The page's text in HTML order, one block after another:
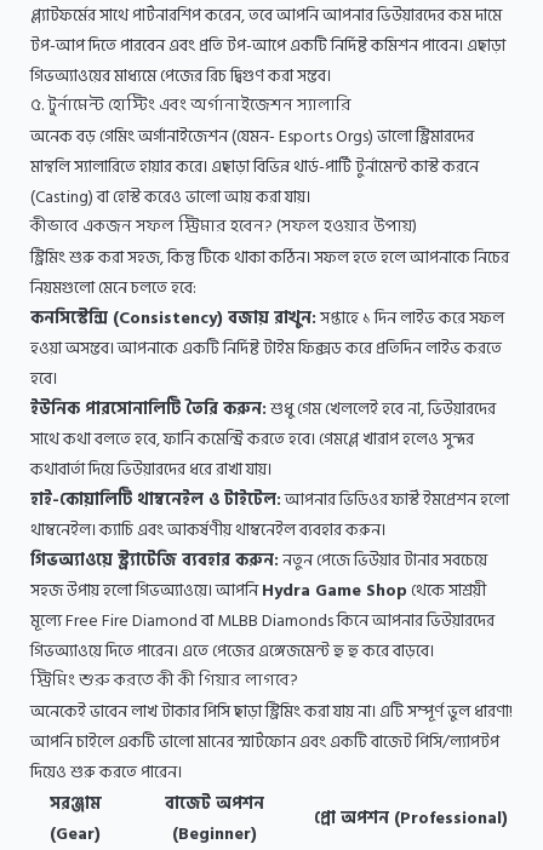
প্ল্যাটফর্মের সাথে পার্টনারশিপ করেন, তবে আপনি আপনার ভিউয়ারদের কম দামে
টপ-আপ দিতে পারবেন এবং প্রতি টপ-আপে একটি নির্দিষ্ট কমিশন পাবেন। এছাড়া
গিভঅ্যাওয়ের মাধ্যমে পেজের রিচ দ্বিগুণ করা সম্ভব।
৫. টুর্নামেন্ট হোস্টিং এবং অর্গানাইজেশন স্যালারি
অনেক বড় গেমিং অর্গানাইজেশন (যেমন- Esports Orgs) ভালো স্ট্রিমারদের
মান্থলি স্যালারিতে হায়ার করে। এছাড়া বিভিন্ন থার্ড-পার্টি টুর্নামেন্ট কাস্ট করনে
(Casting) বা হোস্ট করেও ভালো আয় করা যায়।
কীভাবে একজন সফল স্ট্রিমার হবেন? (সফল হওয়ার উপায়)
স্ট্রিমিং শুরু করা সহজ, কিন্তু টিকে থাকা কঠিন। সফল হতে হলে আপনাকে নিচের
নিয়মগুলো মেনে চলতে হবে:
কনসিস্টেন্সি (Consistency) বজায় রাখুন:সপ্তাহে ১ দিন লাইভ করে সফল
হওয়া অসম্ভব। আপনাকে একটি নির্দিষ্ট টাইম ফিক্সড করে প্রতিদিন লাইভ করতে
হবে।
ইউনিক পারসোনালিটি তৈরি করুন:শুধু গেম খেললেই হবে না, ভিউয়ারদের
সাথে কথা বলতে হবে, ফানি কমেন্ট্রি করতে হবে। গেমপ্লে খারাপ হলেও সুন্দর
কথাবার্তা দিয়ে ভিউয়ারদের ধরে রাখা যায়।
হাই-কোয়ালিটি থাম্বনেইল ও টাইটেল:আপনার ভিডিওর ফার্স্ট ইমপ্রেশন হলো
থাম্বনেইল। ক্যাচি এবং আকর্ষণীয় থাম্বনেইল ব্যবহার করুন।
গিভঅ্যাওয়ে স্ট্র্যাটেজি ব্যবহার করুন:নতুন পেজে ভিউয়ার টানার সবচেয়ে
সহজ উপায় হলো গিভঅ্যাওয়ে। আপনিHydra Game Shop থেকে সাশ্রয়ী
মূল্যে Free Fire Diamond বা MLBB Diamonds কিনে আপনার ভিউয়ারদের
গিভঅ্যাওয়ে দিতে পারেন। এতে পেজের এঙ্গেজমেন্ট হু হু করে বাড়বে।
স্ট্রিমিং শুরু করতে কী কী গিয়ার লাগবে?
অনেকেই ভাবেন লাখ টাকার পিসি ছাড়া স্ট্রিমিং করা যায় না। এটি সম্পূর্ণ ভুল ধারণা!
আপনি চাইলে একটি ভালো মানের স্মার্টফোন এবং একটি বাজেট পিসি/ল্যাপটপ
দিয়েও শুরু করতে পারেন।
সরঞ্জাম
(Gear)
বাজেট অপশন
(Beginner)
প্রো অপশন (Professional)